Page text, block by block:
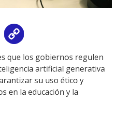
Email
Link
que los gobiernos regulen
artificial generativa
su uso ético y
en la educación y la